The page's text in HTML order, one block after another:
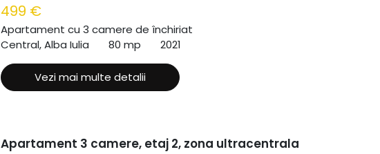
499 €
Apartament cu 3 camere de închiriat
Central, Alba Iulia
80 mp 2021
Vezi mai multe detalii
Apartament 3 camere, etaj 2, zona ultracentrala